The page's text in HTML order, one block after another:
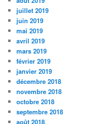
juillet 2019
juin 2019
mai 2019
avril 2019
mars 2019
février 2019
janvier 2019
décembre 2018
novembre 2018
octobre 2018
septembre 2018
août 2018